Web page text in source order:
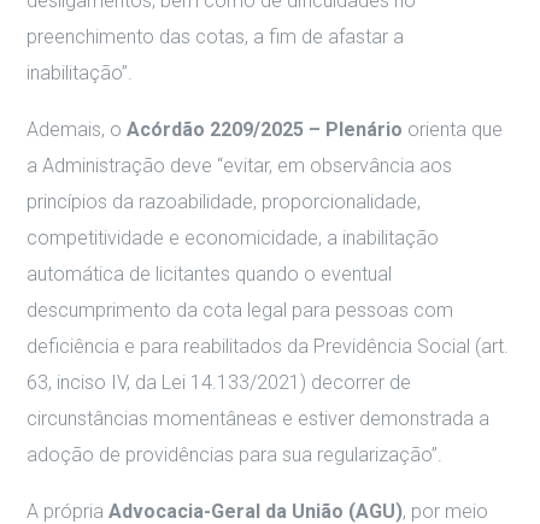
preenchimento das cotas, a fim de afastar a
inabilitação”.
Ademais, oAcórdão 2209/2025 – Plenário orienta que
a Administração deve “evitar, em observância aos
princípios da razoabilidade, proporcionalidade,
competitividade e economicidade, a inabilitação
automática de licitantes quando o eventual
descumprimento da cota legal para pessoas com
deficiência e para reabilitados da Previdência Social (art.
63, inciso IV, da Lei 14.133/2021) decorrer de
circunstâncias momentâneas e estiver demonstrada a
adoção de providências para sua regularização”.
A própriaAdvocacia-Geral da União (AGU), por meio